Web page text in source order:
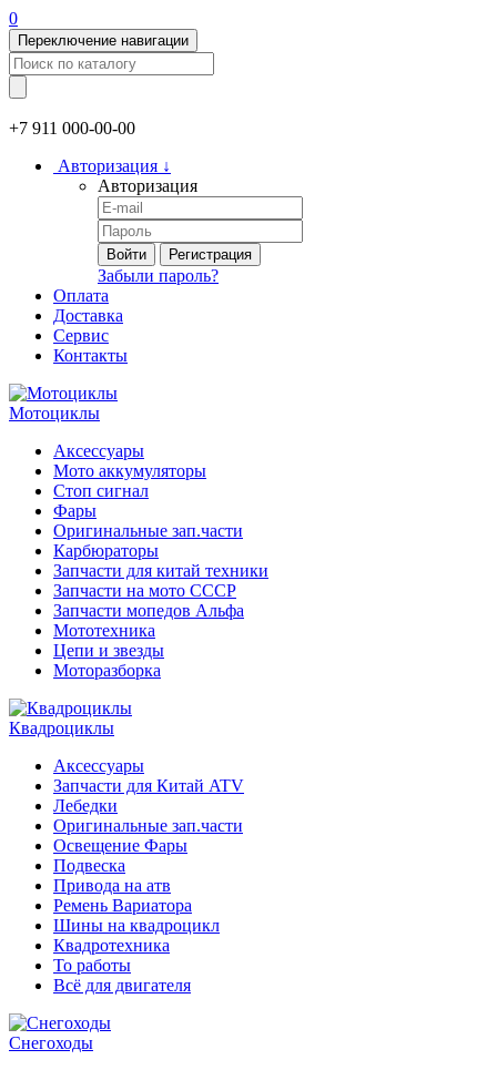
0
Переключение навигации
+7 911 000-00-00
Авторизация ↓
Авторизация
Войти Регистрация
Забыли пароль?
Оплата
Доставка
Сервис
Контакты
Мотоциклы
Аксессуары
Мото аккумуляторы
Стоп сигнал
Фары
Оригинальные зап.части
Карбюраторы
Запчасти для китай техники
Запчасти на мото СССР
Запчасти мопедов Альфа
Мототехника
Цепи и звезды
Моторазборка
Квадроциклы
Аксессуары
Запчасти для Китай ATV
Лебедки
Оригинальные зап.части
Освещение Фары
Подвеска
Привода на атв
Ремень Вариатора
Шины на квадроцикл
Квадротехника
То работы
Всё для двигателя
Снегоходы